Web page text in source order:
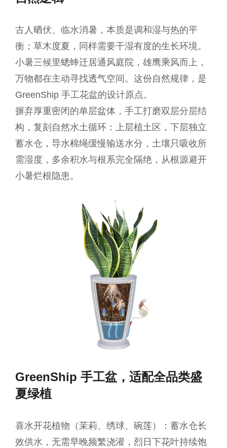
古人晒伏、临水消暑，本质是调和湿与热的平
衡；草木度夏，同样需要干湿有度的生长环境。
小暑三候里蟋蟀迁居通风庭院，雄鹰乘风而上，
万物都在主动寻找透气空间。这份自然规律，是
GreenShip 手工花盆的设计原点。
摒弃厚重密闭的单层盆体，手工打磨双层分层结
构，复刻自然水土循环：上层植土区，下层独立
蓄水仓，导水棉绳缓慢输送水分，土壤只吸收所
需湿度，多余积水与根系完全隔绝，从根源避开
小暑烂根隐患。
GreenShip 手工盆，适配全品类盛
夏绿植
喜水开花植物（茉莉、绣球、碗莲）：蓄水仓长
效供水，无需早晚频繁浇灌，烈日下花叶持续饱